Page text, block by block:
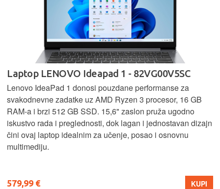
Laptop LENOVO Ideapad 1 - 82VG00V5SC
Lenovo IdeaPad 1 donosi pouzdane performanse za
svakodnevne zadatke uz AMD Ryzen 3 procesor, 16 GB
RAM-a i brzi 512 GB SSD. 15,6" zaslon pruža ugodno
iskustvo rada i preglednosti, dok lagan i jednostavan dizajn
čini ovaj laptop idealnim za učenje, posao i osnovnu
multimediju.
579,99 € KUPI